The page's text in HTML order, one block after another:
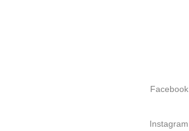
Facebook
Instagram